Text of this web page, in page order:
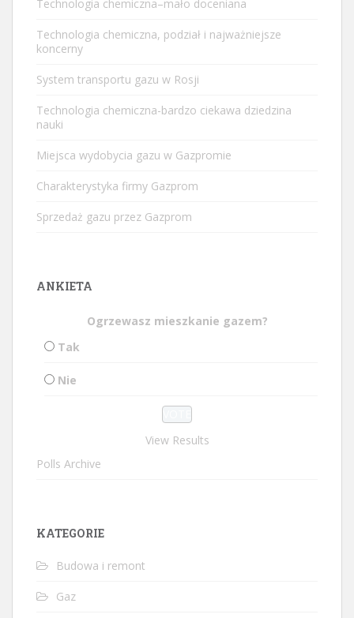
Technologia chemiczna–mało doceniana
Technologia chemiczna, podział i najważniejsze
koncerny
System transportu gazu w Rosji
Technologia chemiczna-bardzo ciekawa dziedzina
nauki
Miejsca wydobycia gazu w Gazpromie
Charakterystyka firmy Gazprom
Sprzedaż gazu przez Gazprom
ANKIETA
Ogrzewasz mieszkanie gazem?
Tak
Nie
View Results
Polls Archive
KATEGORIE
Budowa i remont
Gaz